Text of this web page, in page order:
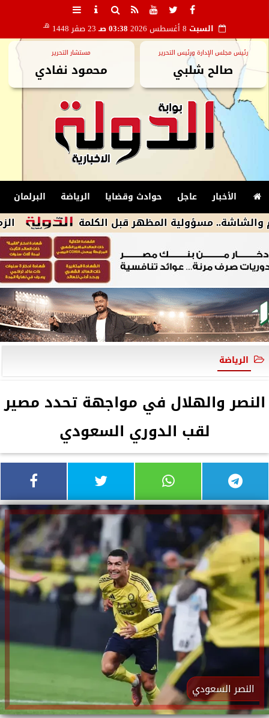
السبت 03:38 صـ 23 صفر 1448 هـ
رئيس مجلس الإدارة ورئيس التحرير
صالح شلبي
مستشار التحرير
محمود نفادي
الأخبار عاجل حوادث وقضايا الرياضة البرلمان
الزمالك يكشف أسباب استبعاد 4 مسؤولية المظهر قبل الكلمة
الرياضة
النصر والهلال في مواجهة تحدد مصير
لقب الدوري السعودي
النصر السعودي